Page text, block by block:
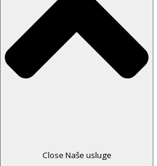
Close Naše usluge